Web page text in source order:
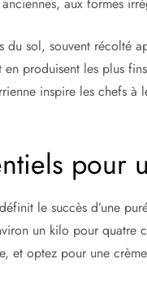
aux formes
du sol, souvent récolté
en produisent les plus
inspire les chefs
pour
le succès d’une
un kilo pour quatre
et optez pour une